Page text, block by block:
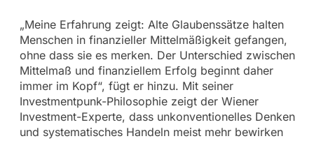
„Meine Erfahrung zeigt: Alte Glaubenssätze halten
Menschen in finanzieller Mittelmäßigkeit gefangen,
ohne dass sie es merken. Der Unterschied zwischen
Mittelmaß und finanziellem Erfolg beginnt daher
immer im Kopf“, fügt er hinzu. Mit seiner
Investmentpunk-Philosophie zeigt der Wiener
Investment-Experte, dass unkonventionelles Denken
und systematisches Handeln meist mehr bewirken